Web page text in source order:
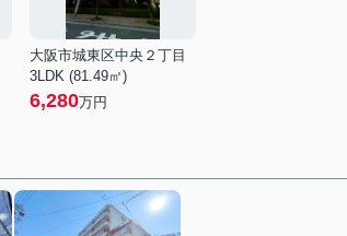
大阪市城東区中央２丁目
3LDK (81.49㎡)
6,280万円